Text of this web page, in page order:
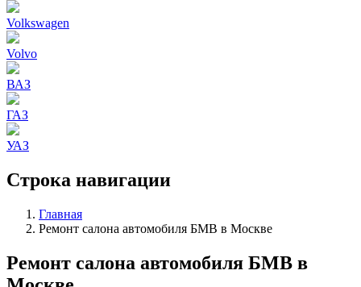
Volkswagen
Volvo
ВАЗ
ГАЗ
УАЗ
Строка навигации
Главная
Ремонт салона автомобиля БМВ в Москве
Ремонт салона автомобиля БМВ в